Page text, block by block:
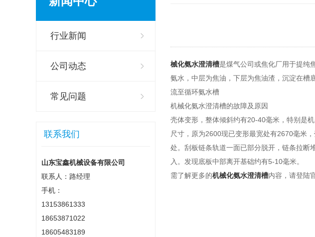
行业新闻
公司动态
常见问题
联系我们
山东宝鑫机械设备有限公司
联系人：路经理
手机：
13153861333
18653871022
18605483189
械化氨水澄清槽是煤气公司或焦化厂用于提纯
氨水，中层为焦油，下层为焦油渣 ，沉淀在槽
流至循环氨水槽
机械化氨水澄清槽的故障及原因
壳体变形，整体倾斜约有20-40毫米，特别是
尺寸，原为2600现已变形最宽处有2670毫米
处。刮板链条轨道一面已部分脱开，链条拉断
入。发现底板中部离开基础约有5-10毫米。
需了解更多的机械化氨水澄清槽内容，请登陆